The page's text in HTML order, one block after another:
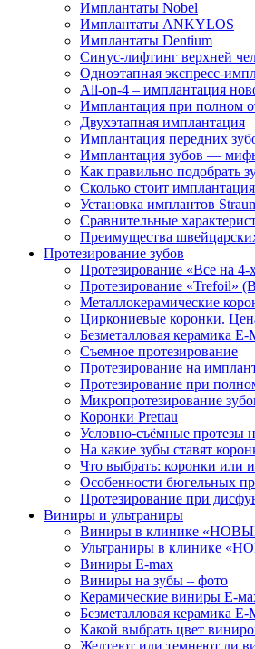
Имплантаты Nobel
Имплантаты ANKYLOS
Имплантаты Dentium
Синус-лифтинг верхней
Одноэтапная экспресс-
All-on-4 – имплантация
Имплантация при полном
Двухэтапная имплантация
Имплантация передних
Имплантация зубов —
Как правильно подобрать
Сколько стоит
Установка имплантов
Сравнительные
Преимущества
Протезирование зубов
Протезирование «Все на 4-
Протезирование «Trefoil»
Металлокерамические
Циркониевые коронки.
Безметалловая керамика E-
Cъемное протезирование
Протезирование на
Протезирование при
Микропротезирование
Коронки Prettau
Условно-съёмные протезы
На какие зубы ставят
Что выбрать: коронки или
Особенности бюгельных
Протезирование при
Виниры и ультраниры
Виниры в клинике
Ультраниры в клинике
Виниры E-max
Виниры на зубы – фото
Керамические виниры E-
Безметалловая керамика E-
Какой выбрать цвет